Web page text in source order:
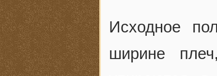
Исходное
ширине